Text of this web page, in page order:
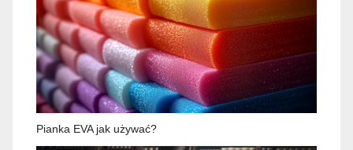
Pianka EVA jak używać?